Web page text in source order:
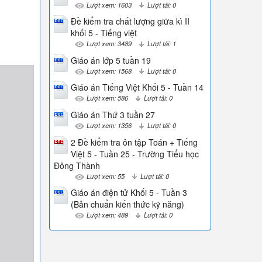
Lượt xem: 1603 Lượt tải: 0
Đề kiểm tra chất lượng giữa kì II
khối 5 - Tiếng việt
Lượt xem: 3489 Lượt tải: 1
Giáo án lớp 5 tuần 19
Lượt xem: 1568 Lượt tải: 0
Giáo án Tiếng Việt Khối 5 - Tuần 14
Lượt xem: 586 Lượt tải: 0
Giáo án Thứ 3 tuần 27
Lượt xem: 1356 Lượt tải: 0
2 Đề kiểm tra ôn tập Toán + Tiếng
Việt 5 - Tuần 25 - Trường Tiểu học
Đông Thành
Lượt xem: 55 Lượt tải: 0
Giáo án điện tử Khối 5 - Tuần 3
(Bản chuẩn kiến thức kỹ năng)
Lượt xem: 489 Lượt tải: 0